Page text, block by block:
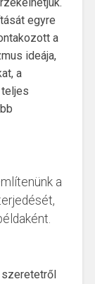
egyre
a
ideája,
a
a
szeretetről